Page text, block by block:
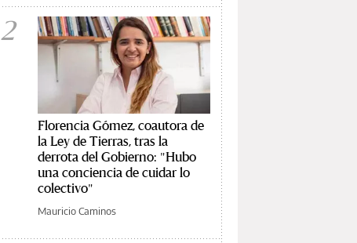
2
Florencia Gómez, coautora de
la Ley de Tierras, tras la
derrota del Gobierno: "Hubo
una conciencia de cuidar lo
colectivo"
Mauricio Caminos